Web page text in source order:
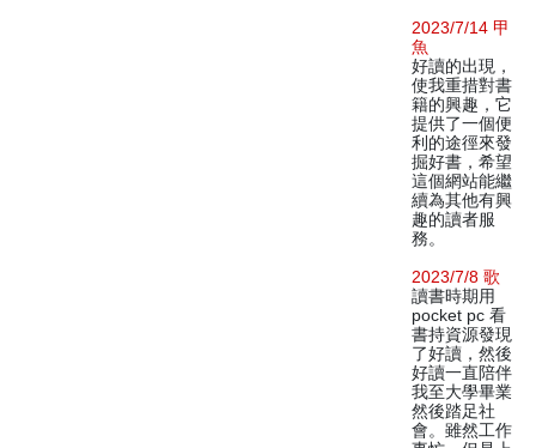
2023/7/14 甲
魚
好讀的出現，
使我重措對書
籍的興趣，它
提供了一個便
利的途徑來發
掘好書，希望
這個網站能繼
續為其他有興
趣的讀者服
務。
2023/7/8 歌
讀書時期用
pocket pc 看
書持資源發現
了好讀，然後
好讀一直陪伴
我至大學畢業
然後踏足社
會。雖然工作